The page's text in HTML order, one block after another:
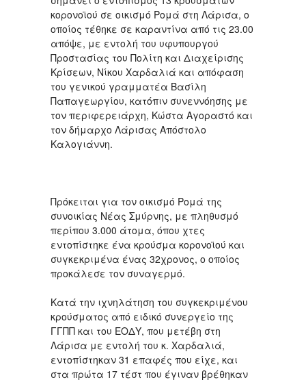
κορονοϊού σε οικισμό Ρομά στη Λάρισα, ο
οποίος τέθηκε σε καραντίνα από τις 23.00
απόψε, με εντολή του υφυπουργού
Προστασίας του Πολίτη και Διαχείρισης
Κρίσεων, Νίκου Χαρδαλιά και απόφαση
του γενικού γραμματέα Βασίλη
Παπαγεωργίου, κατόπιν συνεννόησης με
τον περιφερειάρχη, Κώστα Αγοραστό και
τον δήμαρχο Λάρισας Απόστολο
Καλογιάννη.
Πρόκειται για τον οικισμό Ρομά της
συνοικίας Νέας Σμύρνης, με πληθυσμό
περίπου 3.000 άτομα, όπου χτες
εντοπίστηκε ένα κρούσμα κορονοϊού και
συγκεκριμένα ένας 32χρονος, ο οποίος
προκάλεσε τον συναγερμό.
Κατά την ιχνηλάτηση του συγκεκριμένου
κρούσματος από ειδικό συνεργείο της
ΓΓΠΠ και του ΕΟΔΥ, που μετέβη στη
Λάρισα με εντολή του κ. Χαρδαλιά,
εντοπίστηκαν 31 επαφές που είχε, και
στα πρώτα 17 τέστ που έγιναν βρέθηκαν